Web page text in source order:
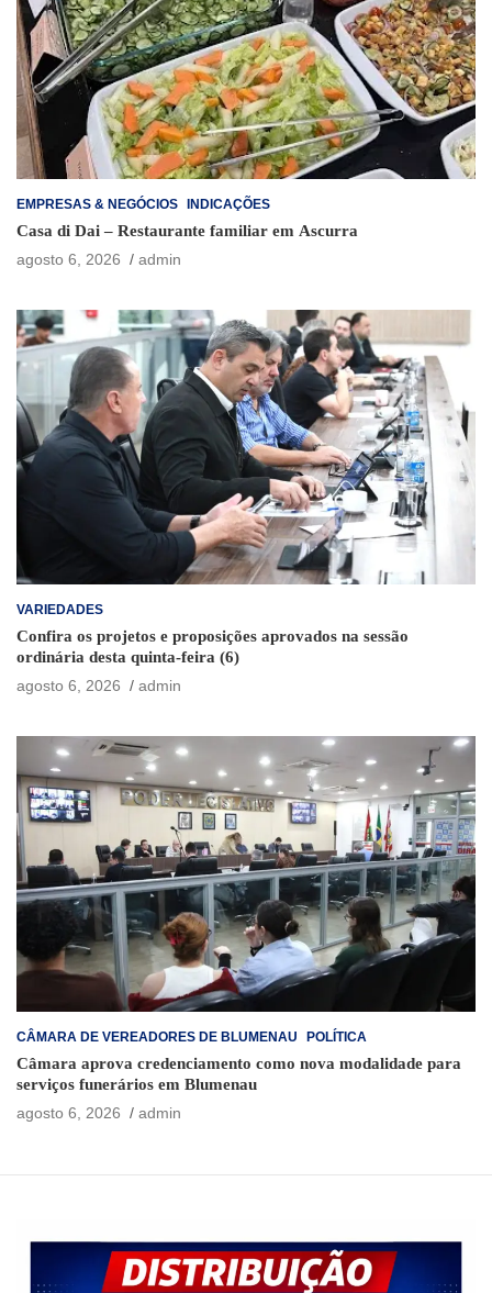
EMPRESAS & NEGÓCIOS INDICAÇÕES
Casa di Dai – Restaurante familiar em Ascurra
agosto 6, 2026
admin
VARIEDADES
Confira os projetos e proposições aprovados na sessão
ordinária desta quinta-feira (6)
agosto 6, 2026
admin
CÂMARA DE VEREADORES DE BLUMENAU POLÍTICA
Câmara aprova credenciamento como nova modalidade para
serviços funerários em Blumenau
agosto 6, 2026
admin